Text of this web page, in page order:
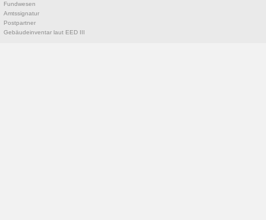
Fundwesen
Amtssignatur
Postpartner
Gebäudeinventar laut EED III